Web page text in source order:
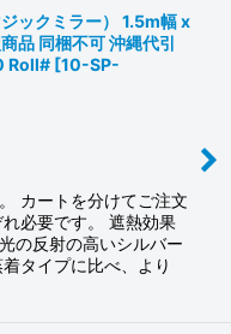
ックミラー） 1.5m幅 x
同梱不可 沖縄代引
Roll# [10-SP-
カートを分けてご注文
必要です。 遮熱効果
の反射の高いシルバー
タイプに比べ、より